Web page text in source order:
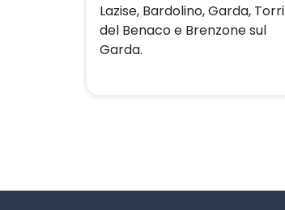
Lazise, Bardolino, Garda, Torri
del Benaco e Brenzone sul
Garda.